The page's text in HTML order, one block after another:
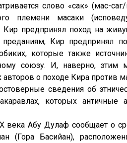
слово «сак» (мас-
племени масаки
Кир предпринял поход на
Кир предпринял
которые также
союзу. И, наверно, этим
о походе Кира против
сведения об
которых
века Абу Дулаф сообщает о
(Гора Басийан),